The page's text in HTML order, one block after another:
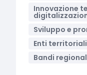
Innovazione
Sviluppo e
Enti
Bandi